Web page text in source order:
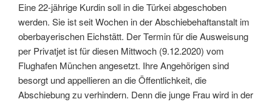
Eine 22-jährige Kurdin soll in die Türkei abgeschoben
werden. Sie ist seit Wochen in der Abschiebehaftanstalt im
oberbayerischen Eichstätt. Der Termin für die Ausweisung
per Privatjet ist für diesen Mittwoch (9.12.2020) vom
Flughafen München angesetzt. Ihre Angehörigen sind
besorgt und appellieren an die Öffentlichkeit, die
Abschiebung zu verhindern. Denn die junge Frau wird in der